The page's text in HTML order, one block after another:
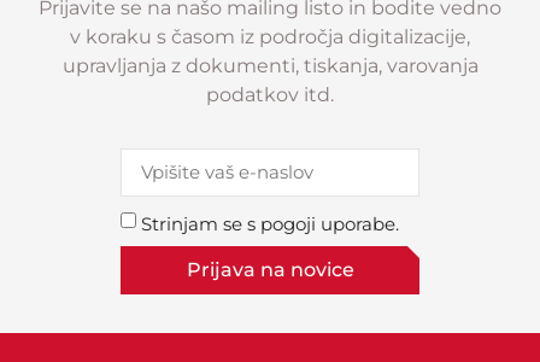
Prijavite se na našo mailing listo in bodite vedno
v koraku s časom iz področja digitalizacije,
upravljanja z dokumenti, tiskanja, varovanja
podatkov itd.
Strinjam se s pogoji uporabe.
Prijava na novice